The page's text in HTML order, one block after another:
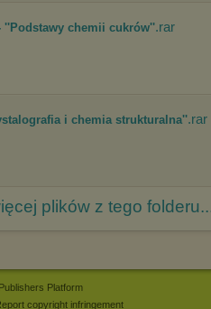
''Podstawy chemii cukrów''.rar
i chemia strukturalna''.rar
plików z tego
Publishers Platform
copyright infringement